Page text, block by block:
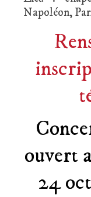
Napoléon,
ouvert
24